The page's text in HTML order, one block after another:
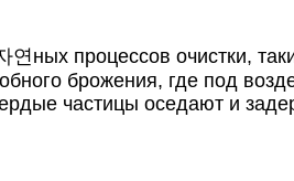
ных процессов очистки,
брожения, где под
частицы оседают и